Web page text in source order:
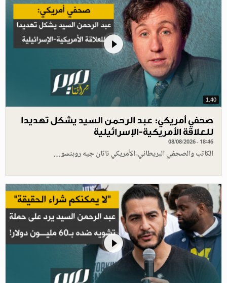
1.40
صحفي أمريكي: عبد الرحمن السيد يشكل تهديدا
للعلاقة الأمريكية-الإسرائيلية
08/08/2026 - 18:46
الكاتب والصحفي البريطاني-الأمريكي ناثان جيه روبنسو…